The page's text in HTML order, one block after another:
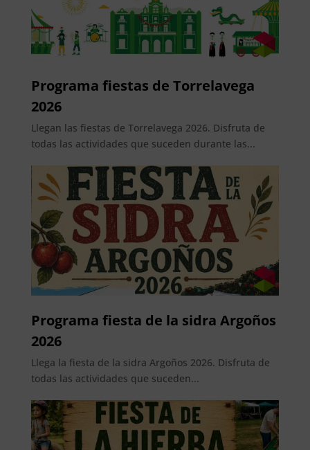
Programa fiestas de Torrelavega
2026
Llegan las fiestas de Torrelavega 2026. Disfruta de
todas las actividades que suceden durante las...
Programa fiesta de la sidra Argoños
2026
Llega la fiesta de la sidra Argoños 2026. Disfruta de
todas las actividades que suceden...